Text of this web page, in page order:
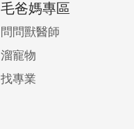
毛爸媽專區
問問獸醫師
溜寵物
找專業